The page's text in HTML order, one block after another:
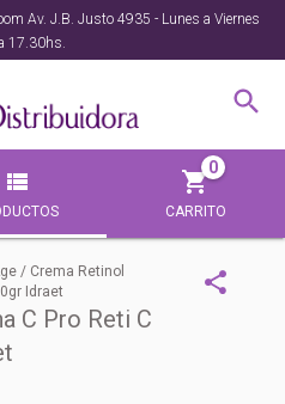
Av. J.B. Justo 4935 - Lunes a Viernes
17.30hs.
CARRITO
0
/ Crema Retinol
Idraet
C Pro Reti C